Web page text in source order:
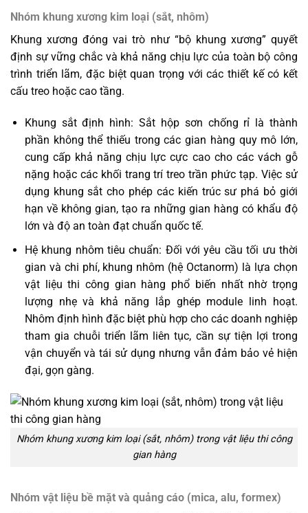
Nhóm khung xương kim loại (sắt, nhôm)
Khung xương đóng vai trò như “bộ khung xương” quyết
định sự vững chắc và khả năng chịu lực của toàn bộ công
trình triển lãm, đặc biệt quan trọng với các thiết kế có kết
cấu treo hoặc cao tầng.
Khung sắt định hình: Sắt hộp sơn chống rỉ là thành
phần không thể thiếu trong các gian hàng quy mô lớn,
cung cấp khả năng chịu lực cực cao cho các vách gỗ
nặng hoặc các khối trang trí treo trần phức tạp. Việc sử
dụng khung sắt cho phép các kiến trúc sư phá bỏ giới
hạn về không gian, tạo ra những gian hàng có khẩu độ
lớn và độ an toàn đạt chuẩn quốc tế.
Hệ khung nhôm tiêu chuẩn: Đối với yêu cầu tối ưu thời
gian và chi phí, khung nhôm (hệ Octanorm) là lựa chọn
vật liệu thi công gian hàng phổ biến nhất nhờ trọng
lượng nhẹ và khả năng lắp ghép module linh hoạt.
Nhôm định hình đặc biệt phù hợp cho các doanh nghiệp
tham gia chuỗi triển lãm liên tục, cần sự tiện lợi trong
vận chuyển và tái sử dụng nhưng vẫn đảm bảo vẻ hiện
đại, gọn gàng.
Nhóm khung xương kim loại (sắt, nhôm) trong vật liệu thi công
gian hàng
Nhóm vật liệu bề mặt và quảng cáo (mica, alu, formex)